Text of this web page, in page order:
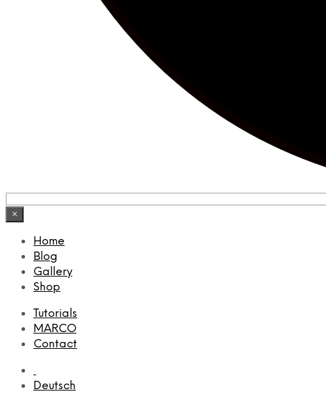
×
Home
Blog
Gallery
Shop
Tutorials
MARCO
Contact
Deutsch